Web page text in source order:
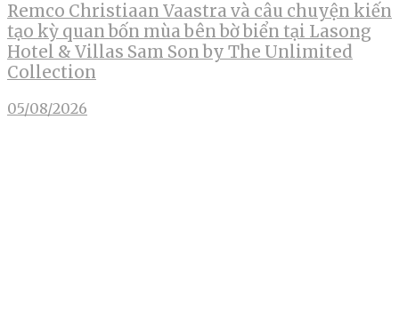
Remco Christiaan Vaastra và câu chuyện kiến
tạo kỳ quan bốn mùa bên bờ biển tại Lasong
Hotel & Villas Sam Son by The Unlimited
Collection
05/08/2026